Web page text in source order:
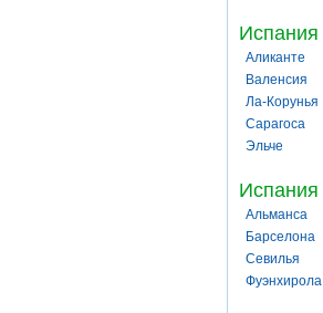
Испания
Аликанте
Валенсия
Ла-Корунья
Сарагоса
Эльче
Испания
Альманса
Барселона
Севилья
Фуэнхирола